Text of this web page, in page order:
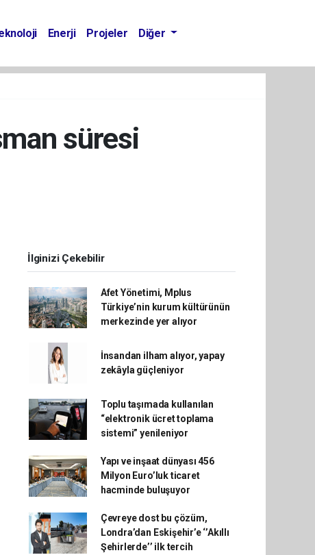
Enerji Projeler Diğer
süresi
İlginizi Çekebilir
Afet Yönetimi, Mplus
Türkiye’nin kurum kültürünün
merkezinde yer alıyor
İnsandan ilham alıyor, yapay
zekâyla güçleniyor
Toplu taşımada kullanılan
“elektronik ücret toplama
sistemi” yenileniyor
Yapı ve inşaat dünyası 456
Milyon Euro’luk ticaret
hacminde buluşuyor
Çevreye dost bu çözüm,
Londra’dan Eskişehir’e ‘’Akıllı
Şehirlerde’’ ilk tercih